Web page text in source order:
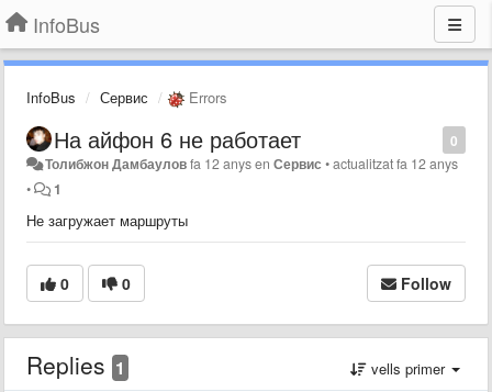
InfoBus
InfoBus Сервис Errors
0
На айфон 6 не работает
Толибжон Дамбауловfa 12 anysenСервис •actualitzatfa 12 anys
•
1
Не загружает маршруты
0 0 Follow
Replies 1 vells primer